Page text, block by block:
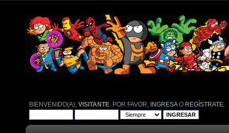
BIENVENIDO(A),VISITANTE . POR FAVOR, INGRESAO REGÍSTRATE